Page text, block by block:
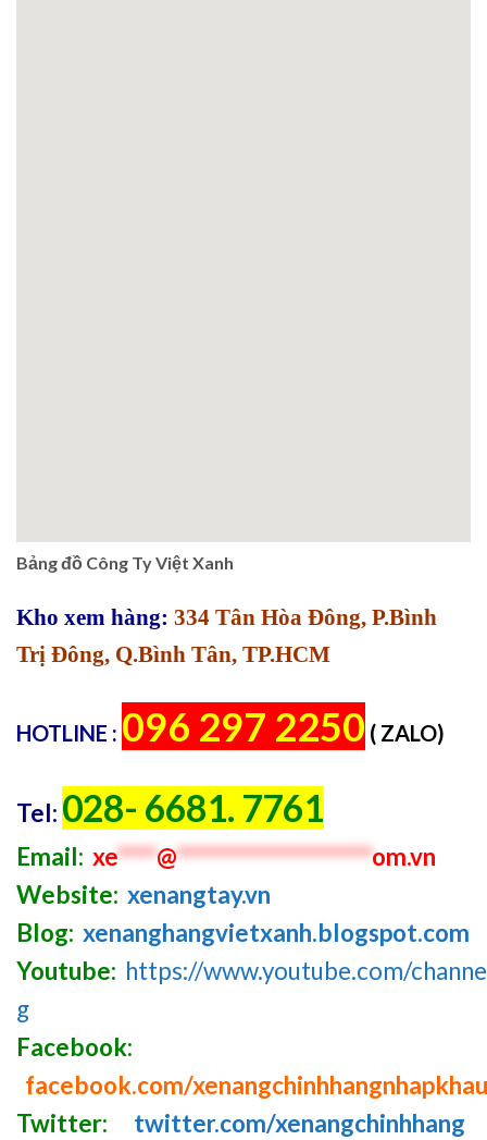
Bảng đồ Công Ty Việt Xanh
Kho xem hàng: 334 Tân Hòa Đông, P.Bình
Trị Đông, Q.Bình Tân, TP.HCM
HOTLINE : 096 297 2250 ( ZALO)
Tel: 028- 6681. 7761
Email: xe****@********************om.vn
Website: xenangtay.vn
Blog: xenanghangvietxanh.blogspot.com
Youtube: https://www.youtube.com/
g
Facebook:
facebook.com/xenangchinhhangnhapkhau
Twitter:
twitter.com/xenangchinhhang